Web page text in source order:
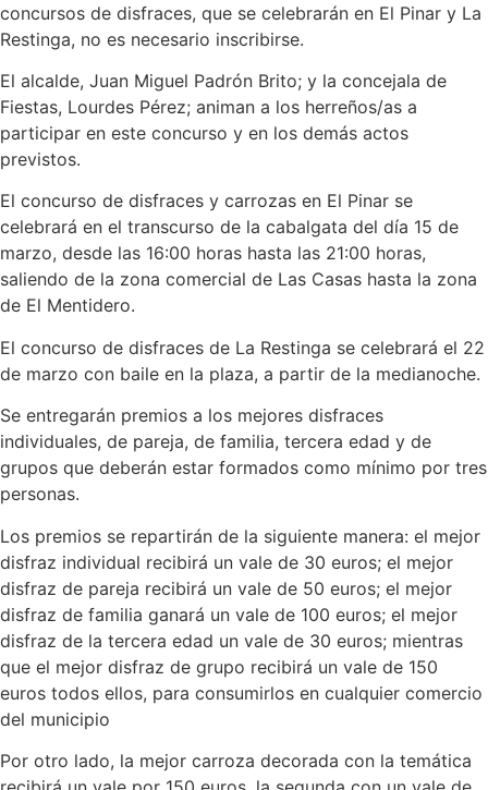
concursos de disfraces, que se celebrarán en El Pinar y La
Restinga, no es necesario inscribirse.
El alcalde, Juan Miguel Padrón Brito; y la concejala de
Fiestas, Lourdes Pérez; animan a los herreños/as a
participar en este concurso y en los demás actos
previstos.
El concurso de disfraces y carrozas en El Pinar se
celebrará en el transcurso de la cabalgata del día 15 de
marzo, desde las 16:00 horas hasta las 21:00 horas,
saliendo de la zona comercial de Las Casas hasta la zona
de El Mentidero.
El concurso de disfraces de La Restinga se celebrará el 22
de marzo con baile en la plaza, a partir de la medianoche.
Se entregarán premios a los mejores disfraces
individuales, de pareja, de familia, tercera edad y de
grupos que deberán estar formados como mínimo por tres
personas.
Los premios se repartirán de la siguiente manera: el mejor
disfraz individual recibirá un vale de 30 euros; el mejor
disfraz de pareja recibirá un vale de 50 euros; el mejor
disfraz de familia ganará un vale de 100 euros; el mejor
disfraz de la tercera edad un vale de 30 euros; mientras
que el mejor disfraz de grupo recibirá un vale de 150
euros todos ellos, para consumirlos en cualquier comercio
del municipio
Por otro lado, la mejor carroza decorada con la temática